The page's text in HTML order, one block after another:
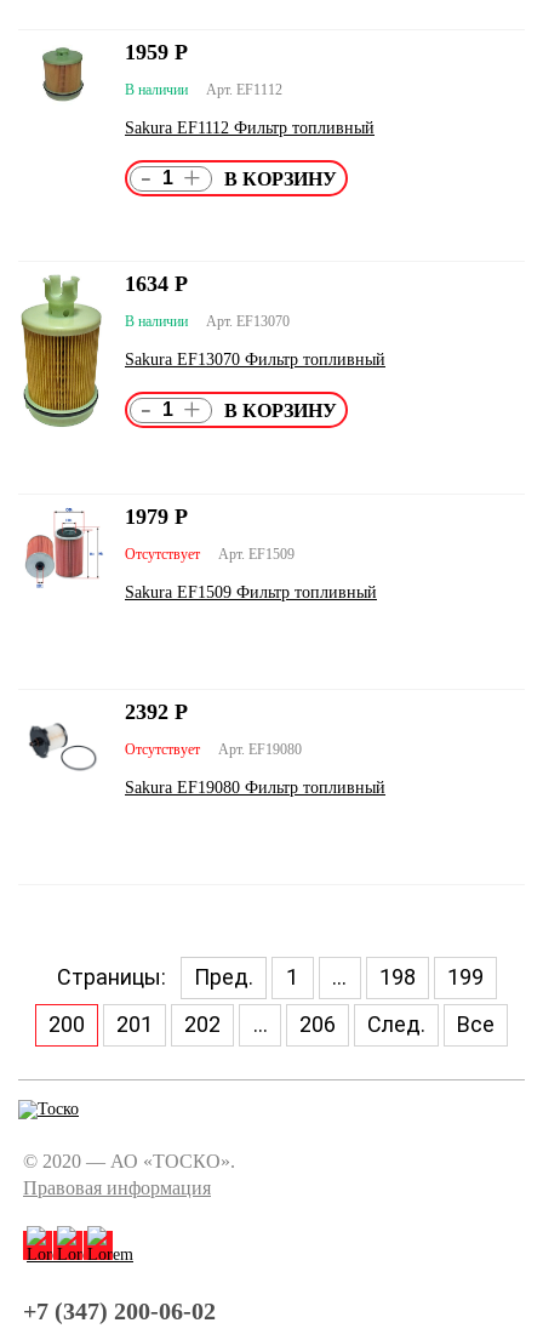
Арт. EF1112
В наличии
Sakura EF1112 Фильтр топливный
1959 Р
- +
Арт. EF13070
В наличии
Sakura EF13070 Фильтр топливный
1634 Р
- +
Арт. EF1509
Отсутствует
Sakura EF1509 Фильтр топливный
1979 Р
Арт. EF19080
Отсутствует
Sakura EF19080 Фильтр топливный
2392 Р
Страницы: Пред. 1 ... 198
199
200
201 202 ... 206 След. Все
© 2020 — АО «ТОСКО».
Правовая информация
+7 (347) 200-06-02